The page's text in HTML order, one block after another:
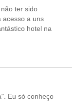
ter sido
acesso a uns
hotel na
Eu só conheço